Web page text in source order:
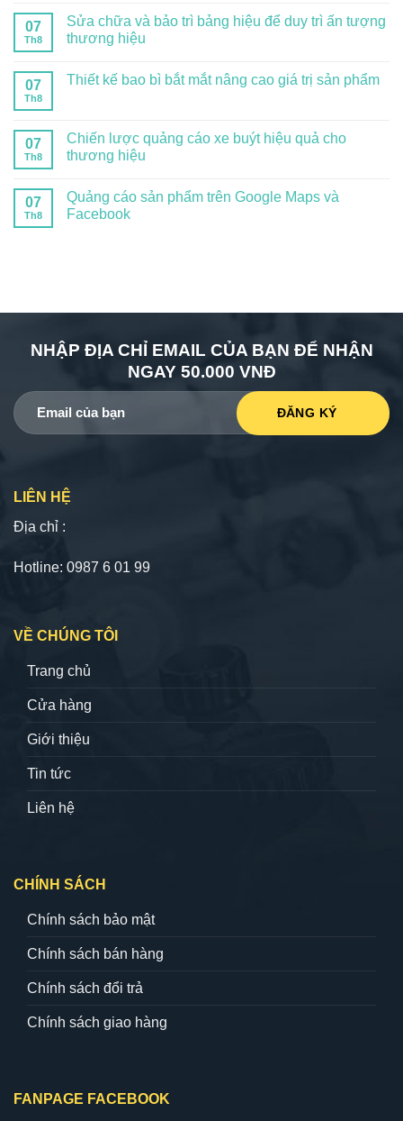
07
Th8
Sửa chữa và bảo trì bảng hiệu để duy trì ấn tượng
thương hiệu
07
Th8
Thiết kế bao bì bắt mắt nâng cao giá trị sản phẩm
07
Th8
Chiến lược quảng cáo xe buýt hiệu quả cho
thương hiệu
07
Th8
Quảng cáo sản phẩm trên Google Maps và
Facebook
NHẬP ĐỊA CHỈ EMAIL CỦA BẠN ĐỂ NHẬN
NGAY 50.000 VNĐ
LIÊN HỆ
Địa chỉ :
Hotline: 0987 6 01 99
VỀ CHÚNG TÔI
Trang chủ
Cửa hàng
Giới thiệu
Tin tức
Liên hệ
CHÍNH SÁCH
Chính sách bảo mật
Chính sách bán hàng
Chính sách đổi trả
Chính sách giao hàng
FANPAGE FACEBOOK